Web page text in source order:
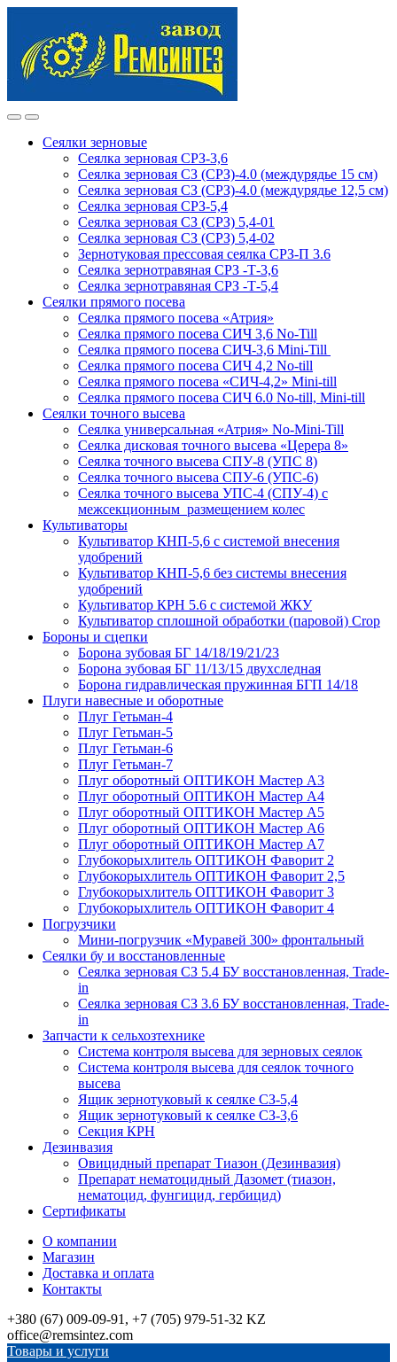
navigation
content
Сеялки зерновые
Сеялка зерновая СРЗ-3,6
Сеялка зерновая СЗ (СРЗ)-4.0 (междурядье 15 см)
Сеялка зерновая СЗ (СРЗ)-4.0 (междурядье 12,5 см)
Сеялка зерновая СРЗ-5,4
Сеялка зерновая СЗ (СРЗ) 5,4-01
Сеялка зерновая СЗ (СРЗ) 5,4-02
Зернотуковая прессовая сеялка СРЗ-П 3.6
Сеялка зернотравяная СРЗ -Т-3,6
Сеялка зернотравяная СРЗ -Т-5,4
Сеялки прямого посева
Сеялка прямого посева «Атрия»
Сеялка прямого посева СИЧ 3,6 No-Till
Сеялка прямого посева СИЧ-3,6 Mini-Till
Сеялка прямого посева СИЧ 4,2 No-till
Сеялка прямого посева «СИЧ-4,2» Mini-till
Сеялка прямого посева СИЧ 6.0 No-till, Mini-till
Сеялки точного высева
Сеялка универсальная «Атрия» No-Mini-Till
Сеялка дисковая точного высева «Церера 8»
Сеялка точного высева СПУ-8 (УПС 8)
Сеялка точного высева СПУ-6 (УПС-6)
Сеялка точного высева УПС-4 (СПУ-4) с
межсекционным размещением колес
Культиваторы
Культиватор КНП-5,6 с системой внесения
удобрений
Культиватор КНП-5,6 без системы внесения
удобрений
Культиватор КРН 5.6 с системой ЖКУ
Культиватор сплошной обработки (паровой) Crop
Бороны и сцепки
Борона зубовая БГ 14/18/19/21/23
Борона зубовая БГ 11/13/15 двухследная
Борона гидравлическая пружинная БГП 14/18
Плуги навесные и оборотные
Плуг Гетьман-4
Плуг Гетьман-5
Плуг Гетьман-6
Плуг Гетьман-7
Плуг оборотный ОПТИКОН Мастер А3
Плуг оборотный ОПТИКОН Мастер А4
Плуг оборотный ОПТИКОН Мастер А5
Плуг оборотный ОПТИКОН Мастер А6
Плуг оборотный ОПТИКОН Мастер А7
Глубокорыхлитель ОПТИКОН Фаворит 2
Глубокорыхлитель ОПТИКОН Фаворит 2,5
Глубокорыхлитель ОПТИКОН Фаворит 3
Глубокорыхлитель ОПТИКОН Фаворит 4
Погрузчики
Мини-погрузчик «Муравей 300» фронтальный
Сеялки бу и восстановленные
Сеялка зерновая СЗ 5.4 БУ восстановленная, Trade-
in
Сеялка зерновая СЗ 3.6 БУ восстановленная, Trade-
in
Запчасти к сельхозтехнике
Система контроля высева для зерновых сеялок
Система контроля высева для сеялок точного
высева
Ящик зернотуковый к сеялке СЗ-5,4
Ящик зернотуковый к сеялке СЗ-3,6
Секция КРН
Дезинвазия
Овицидный препарат Тиазон (Дезинвазия)
Препарат нематоцидный Дазомет (тиазон,
нематоцид, фунгицид, гербицид)
Сертификаты
О компании
Магазин
Доставка и оплата
Контакты
+380 (67) 009-09-91, +7 (705) 979-51-32 KZ
office@remsintez.com
Товары и услуги